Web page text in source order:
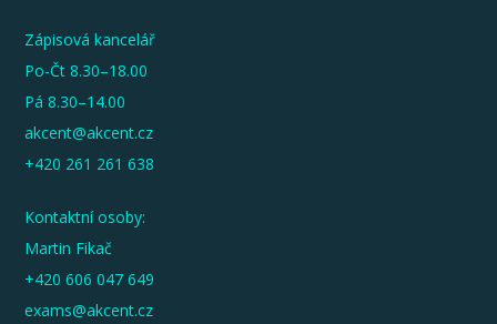
Zápisová kancelář
Po-Čt 8.30–18.00
Pá 8.30–14.00
akcent@akcent.cz
+420 261 261 638
Kontaktní osoby:
Martin Fikač
+420 606 047 649
exams@akcent.cz